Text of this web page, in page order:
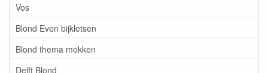
Vos
Blond Even bijkletsen
Blond thema mokken
Delft Blond